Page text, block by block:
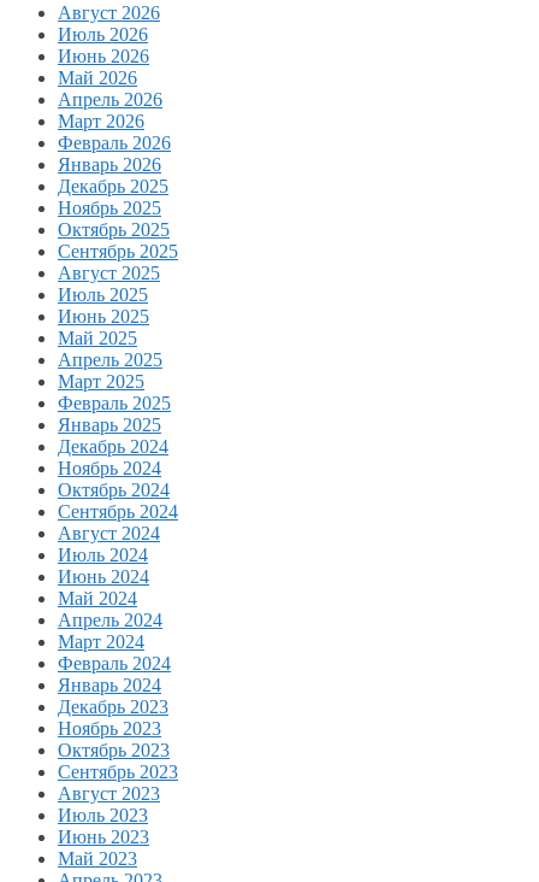
Август 2026
Июль 2026
Июнь 2026
Май 2026
Апрель 2026
Март 2026
Февраль 2026
Январь 2026
Декабрь 2025
Ноябрь 2025
Октябрь 2025
Сентябрь 2025
Август 2025
Июль 2025
Июнь 2025
Май 2025
Апрель 2025
Март 2025
Февраль 2025
Январь 2025
Декабрь 2024
Ноябрь 2024
Октябрь 2024
Сентябрь 2024
Август 2024
Июль 2024
Июнь 2024
Май 2024
Апрель 2024
Март 2024
Февраль 2024
Январь 2024
Декабрь 2023
Ноябрь 2023
Октябрь 2023
Сентябрь 2023
Август 2023
Июль 2023
Июнь 2023
Май 2023